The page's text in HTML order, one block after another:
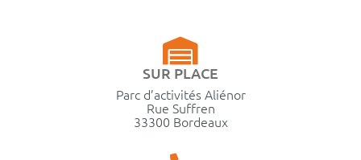
SUR PLACE
Parc d’activités Aliénor
Rue Suffren
33300 Bordeaux